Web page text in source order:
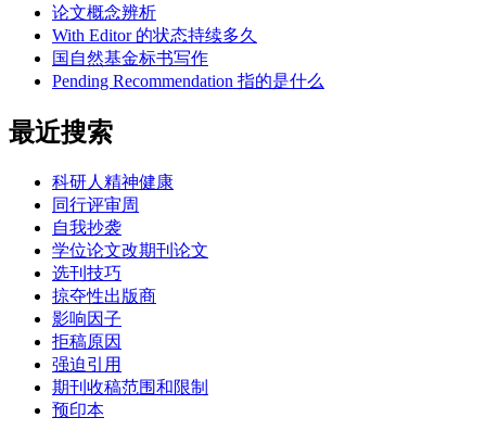
论文概念辨析
With Editor 的状态持续多久
国自然基金标书写作
Pending Recommendation 指的是什么
最近搜索
科研人精神健康
同行评审周
自我抄袭
学位论文改期刊论文
选刊技巧
掠夺性出版商
影响因子
拒稿原因
强迫引用
期刊收稿范围和限制
预印本